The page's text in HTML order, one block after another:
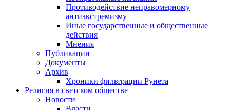
Противодействие неправомерному
антиэкстремизму
Иные государственные и общественные
действия
Мнения
Публикации
Документы
Архив
Хроники фильтрации Рунета
Религия в светском обществе
Новости